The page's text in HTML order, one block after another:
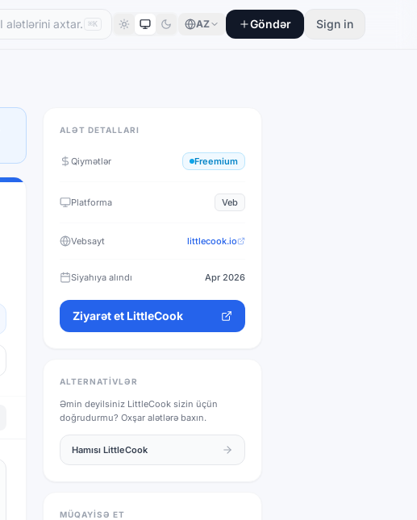
⌘K AZ Göndər Sign in
ALƏT DETALLARI
Qiymətlər Freemium
Platforma Veb
Vebsayt littlecook.io
Siyahıya alındı Apr 2026
Ziyarət et LittleCook
ALTERNATIVLƏR
Əmin deyilsiniz LittleCook sizin üçün
doğrudurmu? Oxşar alətlərə baxın.
Hamısı LittleCook
MÜQAYISƏ ET